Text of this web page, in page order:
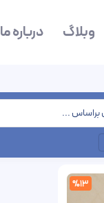
وبلاگ درباره ما
%13